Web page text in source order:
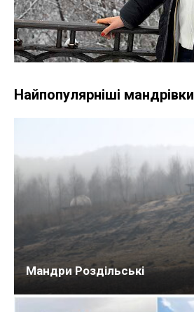
Найпопулярніші мандрівки
Мандри Роздільські